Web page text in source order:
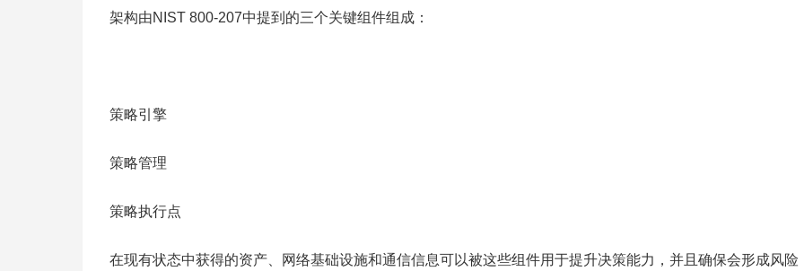
架构由NIST 800-207中提到的三个关键组件组成：
策略引擎
策略管理
策略执行点
在现有状态中获得的资产、网络基础设施和通信信息可以被这些组件用于提升决策能力，并且确保会形成风险